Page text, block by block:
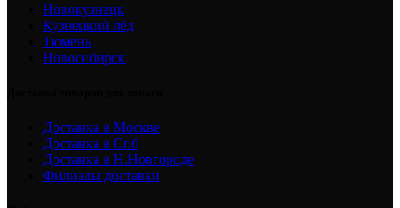
Новокузнецк
Кузнецкий лёд
Тюмень
Новосибирск
Доставка в Москве
Доставка в Спб
Доставка в Н.Новгороде
Филиалы доставки